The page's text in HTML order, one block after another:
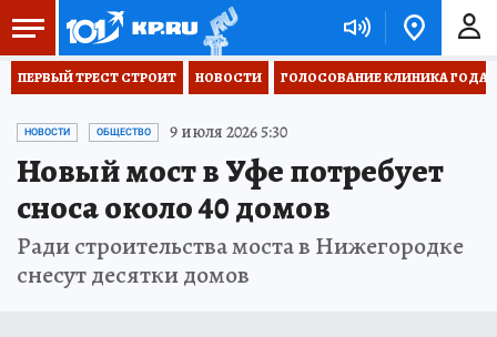
ПЕРВЫЙ ТРЕСТ СТРОИТ НОВОСТИ ГОЛОСОВАНИЕ КЛИНИКА ГОДА
НОВОСТИ ОБЩЕСТВО 9 июля 2026 5:30
Новый мост в Уфе потребует
сноса около 40 домов
Ради строительства моста в Нижегородке
снесут десятки домов